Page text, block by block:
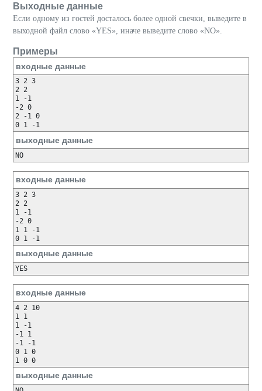
Выходные данные
Если одному из гостей досталось более одной свечки, выведите в
выходной файл слово «YES», иначе выведите слово «NO».
Примеры
входные данные
3 2 3
2 2
1 -1
-2 0
2 -1 0
выходные данные
входные данные
3 2 3
2 2
1 -1
-2 0
1 1 -1
выходные данные
входные данные
4 2 10
1 1
1 -1
-1 1
-1 -1
0 1 0
выходные данные